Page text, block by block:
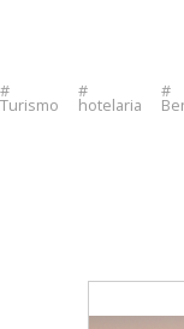
Turismo hotelaria